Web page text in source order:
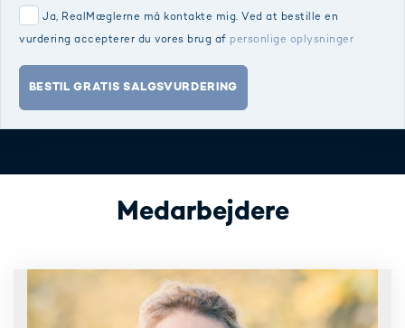
Ja, RealMæglerne må kontakte mig. Ved at bestille en
vurdering accepterer du vores brug af personlige oplysninger
BESTIL GRATIS SALGSVURDERING
Medarbejdere